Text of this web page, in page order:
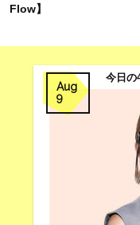
Flow】
Aug
9
今日の